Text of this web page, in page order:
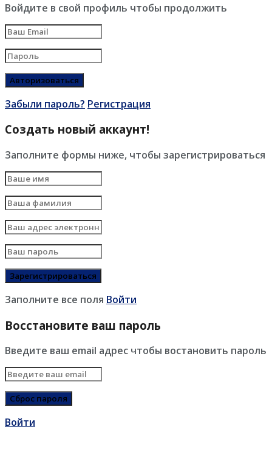
Войдите в свой профиль чтобы продолжить
Забыли пароль? Регистрация
Создать новый аккаунт!
Заполните формы ниже, чтобы зарегистрироваться
Заполните все поля Войти
Восстановите ваш пароль
Введите ваш email адрес чтобы востановить пароль
Войти